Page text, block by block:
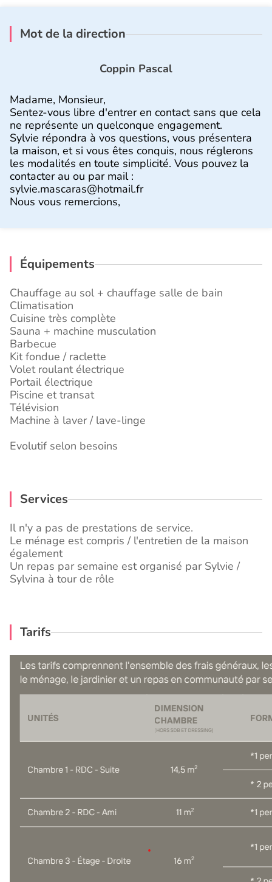
Mot de la direction
Coppin Pascal
Madame, Monsieur,
Sentez-vous libre d'entrer en contact sans que cela
ne représente un quelconque engagement.
Sylvie répondra à vos questions, vous présentera
la maison, et si vous êtes conquis, nous réglerons
les modalités en toute simplicité. Vous pouvez la
contacter au ou par mail :
sylvie.mascaras@hotmail.fr
Nous vous remercions,
Équipements
Chauffage au sol + chauffage salle de bain
Climatisation
Cuisine très complète
Sauna + machine musculation
Barbecue
Kit fondue / raclette
Volet roulant électrique
Portail électrique
Piscine et transat
Télévision
Machine à laver / lave-linge
Evolutif selon besoins
Services
Il n'y a pas de prestations de service.
Le ménage est compris / l'entretien de la maison
également
Un repas par semaine est organisé par Sylvie /
Sylvina à tour de rôle
Tarifs